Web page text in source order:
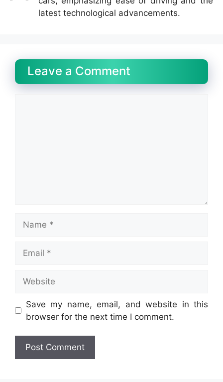
latest technological advancements.
Leave a Comment
Save my name, email, and website in this
browser for the next time I comment.